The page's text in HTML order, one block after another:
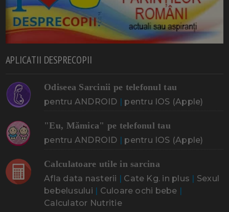
APLICATII DESPRECOPII
Odiseea Sarcinii pe telefonul tau
pentru ANDROID | pentru IOS (Apple)
"Eu, Mămica" pe telefonul tau
pentru ANDROID | pentru IOS (Apple)
Calculatoare utile in sarcina
Afla data nasterii | Cate Kg. in plus | Sexul
bebelusului | Culoare ochi bebe |
Calculator Nutritie